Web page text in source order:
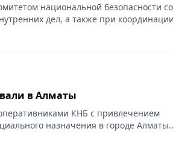
национальной безопасности
дел, а также при координации
Казахстанской области в городах
в Алматы
КНБ с привлечением
назначения в городе Алматы
организованной преступной